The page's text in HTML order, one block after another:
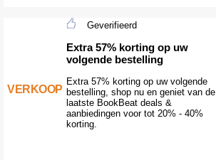
VERKOOP
Geverifieerd
Extra 57% korting op uw
volgende bestelling
Extra 57% korting op uw volgende
bestelling, shop nu en geniet van de
laatste BookBeat deals &
aanbiedingen voor tot 20% - 40%
korting.